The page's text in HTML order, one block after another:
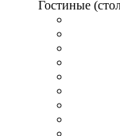
Гостиные